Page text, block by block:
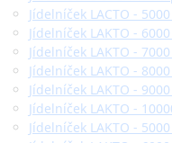
Jídelníček LACTO -
Jídelníček LAKTO -
Jídelníček LAKTO -
Jídelníček LAKTO -
Jídelníček LAKTO -
Jídelníček LAKTO -
Jídelníček LAKTO -